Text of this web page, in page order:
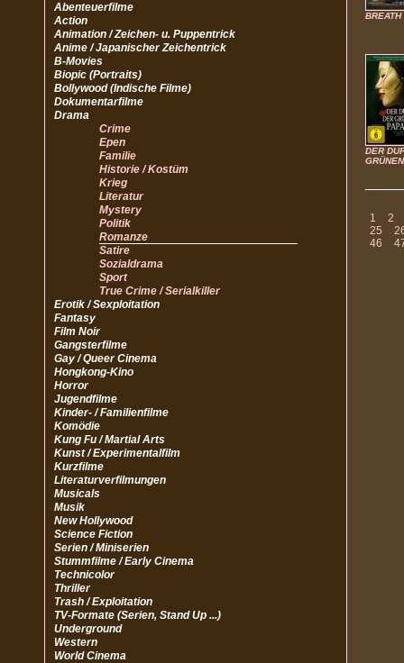
Abenteuerfilme
Action
Animation / Zeichen- u. Puppentrick
Anime / Japanischer Zeichentrick
B-Movies
Biopic (Portraits)
Bollywood (Indische Filme)
Dokumentarfilme
Drama
Crime
Epen
Familie
Historie / Kostüm
Krieg
Literatur
Mystery
Politik
Romanze
Satire
Sozialdrama
Sport
True Crime / Serialkiller
Erotik / Sexploitation
Fantasy
Film Noir
Gangsterfilme
Gay / Queer Cinema
Hongkong-Kino
Horror
Jugendfilme
Kinder- / Familienfilme
Komödie
Kung Fu / Martial Arts
Kunst / Experimentalfilm
Kurzfilme
Literaturverfilmungen
Musicals
Musik
New Hollywood
Science Fiction
Serien / Miniserien
Stummfilme / Early Cinema
Technicolor
Thriller
Trash / Exploitation
TV-Formate (Serien, Stand Up ...)
Underground
Western
World Cinema
BREATH
DER
1
2
25
46